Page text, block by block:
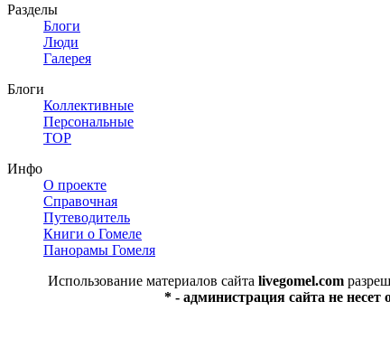
Разделы
Блоги
Люди
Галерея
Блоги
Коллективные
Персональные
TOP
Инфо
О проекте
Справочная
Путеводитель
Книги о Гомеле
Панорамы Гомеля
Использование материалов сайта livegomel.com
* - администрация сайта не несет